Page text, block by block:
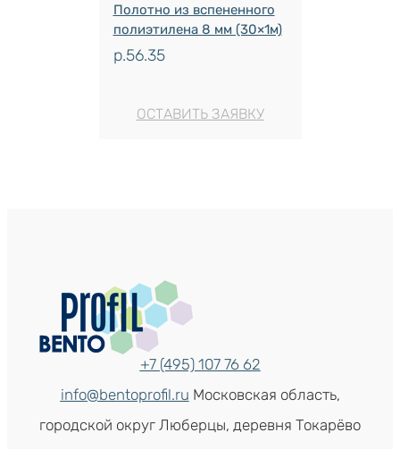
Полотно из вспененного
полиэтилена 8 мм (30×1м)
р.56.35
ОСТАВИТЬ ЗАЯВКУ
+7 (495) 107 76 62
info@bentoprofil.ru Московская область,
городской округ Люберцы, деревня Токарёво